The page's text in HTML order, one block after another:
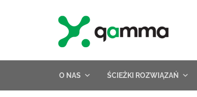
O NAS ŚCIEŻKI ROZWIĄZAŃ